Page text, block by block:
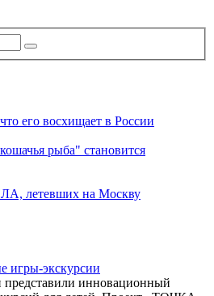
его восхищает в России
рыба" становится
летевших на Москву
игры-экскурсии
инновационный